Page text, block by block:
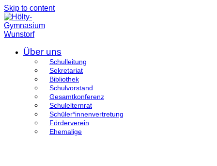
Skip to content
Über uns
Schulleitung
Sekretariat
Bibliothek
Schulvorstand
Gesamtkonferenz
Schulelternrat
Schüler*innenvertretung
Förderverein
Ehemalige